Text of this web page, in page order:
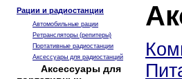
Рации и радиостанции
Автомобильные рации
Ретрансляторы (репитеры)
Портативные радиостанции
Аксессуары для радиостанций
Аксессуары для